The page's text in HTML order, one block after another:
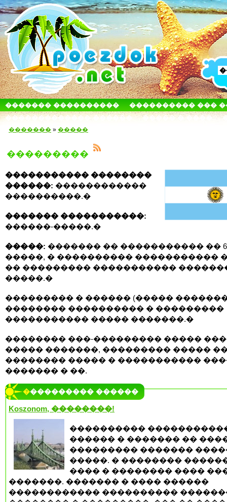
������� ����������
���������� ���
������������� ������
����� � ����
������� » �����
���������
����������� ��������
������: ������������
����������.�
������� �����������:
������-�����.�
�����: ������� �� ����������� �� 6
�����, � ���������� �����������
�� ��������� �����������
�����.�
��������� � ������ (�����
�������� ���������� � ���������
����������� ����� �������.�
�������� ���-��������� �����
����� �������, ��������� �����
�������� ����� � �����������
������� � ��.
���������� ������
Koszonom, ��������!
����������
������ � ������� ��
��������� �������
�����. � ��������
���� � �������� ����
�������. ������� � ���� ������
������������ ����������